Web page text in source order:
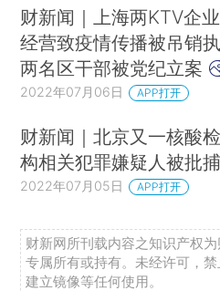
财新闻｜上海两KTV企
经营致疫情传播被吊销执
两名区干部被党纪立案
2022年07月06日 APP打开
财新闻｜北京又一核酸
构相关犯罪嫌疑人被批捕
2022年07月05日 APP打开
财新网所刊载内容之知识产权
专属所有或持有。未经许可，
建立镜像等任何使用。